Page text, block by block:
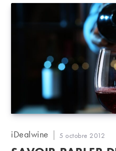
Auteur/autrice
iDealwine
Publication
publiée :
5 octobre 2012